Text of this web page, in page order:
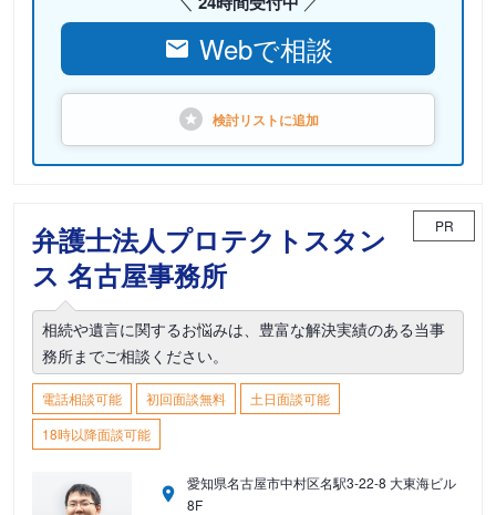
Webで相談
検討リストに追加
弁護士法人プロテクトスタン
ス 名古屋事務所
PR
相続や遺言に関するお悩みは、豊富な解決実績のある当事
務所までご相談ください。
電話相談可能 初回面談無料
土日面談可能
18時以降面談可能
愛知県名古屋市中村区名駅3-22-8 大東海ビル
8F